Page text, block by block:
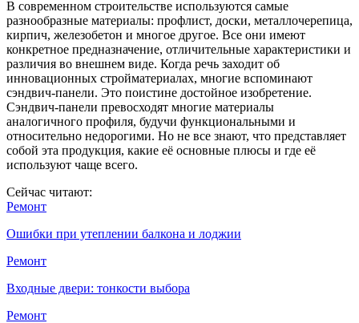
В современном строительстве используются самые
разнообразные материалы: профлист, доски, металлочерепица,
кирпич, железобетон и многое другое. Все они имеют
конкретное предназначение, отличительные характеристики и
различия во внешнем виде. Когда речь заходит об
инновационных стройматериалах, многие вспоминают
сэндвич-панели. Это поистине достойное изобретение.
Сэндвич-панели превосходят многие материалы
аналогичного профиля, будучи функциональными и
относительно недорогими. Но не все знают, что представляет
собой эта продукция, какие её основные плюсы и где её
используют чаще всего.
Сейчас читают:
Ремонт
Ошибки при утеплении балкона и лоджии
Ремонт
Входные двери: тонкости выбора
Ремонт